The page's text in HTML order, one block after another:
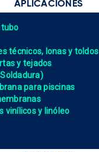
APLICACIONES
técnicos, lonas y toldos
y tejados
para piscinas
vinílicos y linóleo